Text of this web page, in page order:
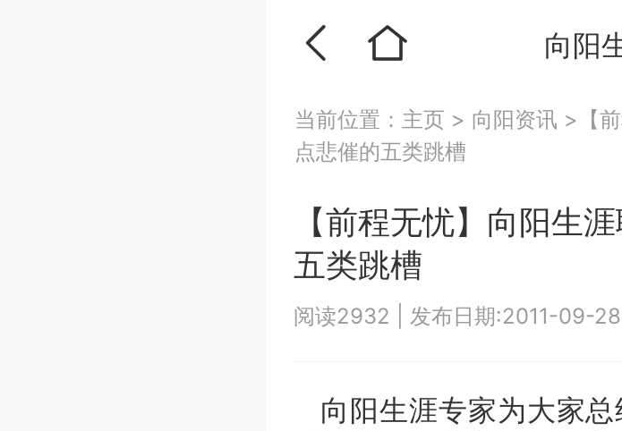
向阳
当前位置： 主页 > 向阳资讯 >【
点悲催的五类跳槽
【前程无忧】向阳生
五类跳槽
阅读2932 发布日期:2011-09-28
向阳生涯专家为大家